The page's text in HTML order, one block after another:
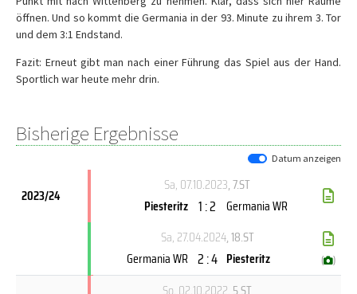
öffnen. Und so kommt die Germania in der 93. Minute zu ihrem 3. Tor
und dem 3:1 Endstand.
Fazit: Erneut gibt man nach einer Führung das Spiel aus der Hand.
Sportlich war heute mehr drin.
Bisherige Ergebnisse
Datum anzeigen
2023/24
Sa, 07.10.2023, 7.ST
Piesteritz 1 : 2 Germania WR
Sa, 27.04.2024, 18.ST
Germania WR 2 : 4 Piesteritz ( )